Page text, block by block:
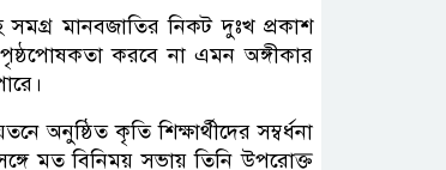
মানবজাতির নিকট দুঃখ প্রকাশ
করবে না এমন অঙ্গীকার
কৃতি শিক্ষার্থীদের সম্বর্ধনা
মত বিনিময় সভায় তিনি উপরোক্ত